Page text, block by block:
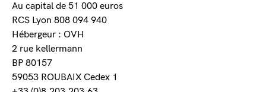
Au capital de 51 000 euros
RCS Lyon 808 094 940
Hébergeur : OVH
2 rue kellermann
BP 80157
59053 ROUBAIX Cedex 1